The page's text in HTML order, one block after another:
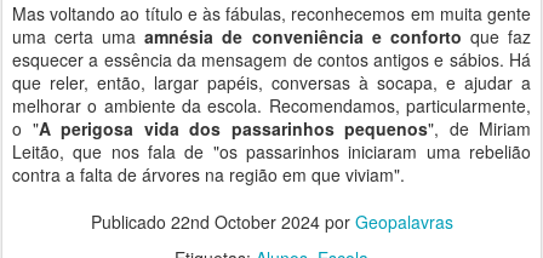
Mas voltando ao título e às fábulas, reconhecemos em muita gente
uma certa umaamnésia de conveniência e conforto que faz
esquecer a essência da mensagem de contos antigos e sábios. Há
que reler, então, largar papéis, conversas à socapa, e ajudar a
melhorar o ambiente da escola. Recomendamos, particularmente,
o "A perigosa vida dos passarinhos pequenos", de Miriam
Leitão, que nos fala de "os passarinhos iniciaram uma rebelião
contra a falta de árvores na região em que viviam".
Publicado 22nd October 2024por Geopalavras